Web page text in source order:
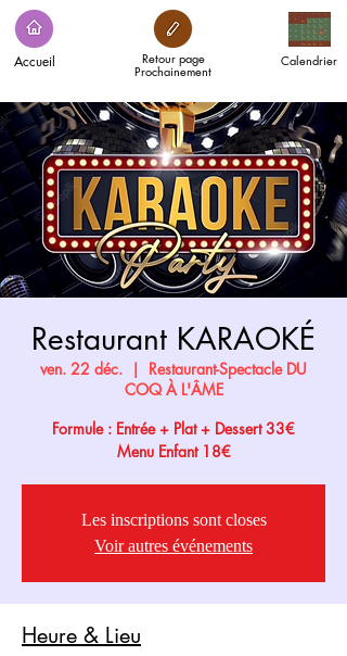
Accueil Calendrier
Retour page
Prochainement
Restaurant KARAOKÉ
ven. 22 déc.
  |
Restaurant-Spectacle DU
COQ À L'ÂME
Formule : Entrée + Plat + Dessert 33€
Menu Enfant 18€
Les inscriptions sont closes
Voir autres événements
Heure & Lieu